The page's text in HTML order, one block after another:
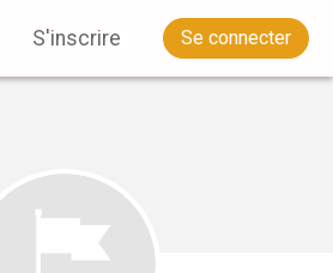
S'inscrire Se connecter